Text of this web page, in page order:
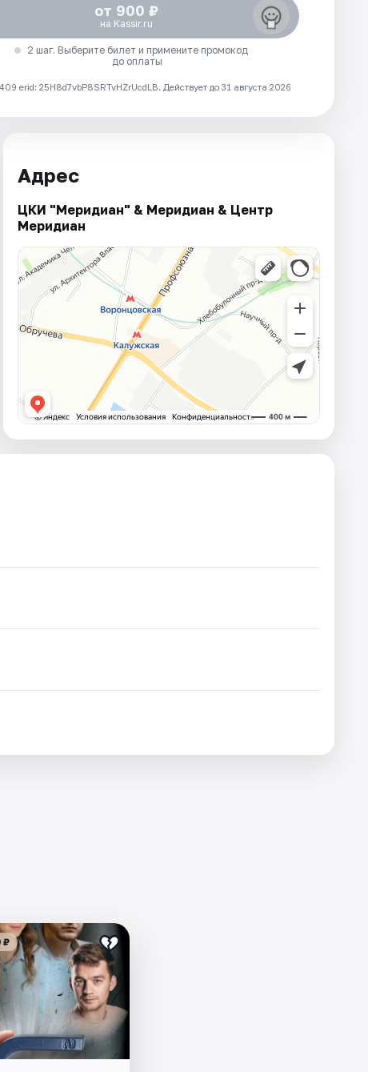
от 900 ₽
на Kassir.ru
2 шаг. Выберите билет и примените промокод
до оплаты
25H8d7vbP8SRTvHZrUcdLB. Действует до 31 августа 2026
Адрес
ЦКИ "Меридиан" & Меридиан & Центр
Меридиан
₽